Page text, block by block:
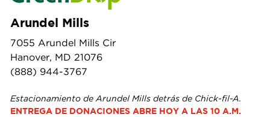
Arundel Mills
7055 Arundel Mills Cir
Hanover, MD 21076
(888) 944-3767
Estacionamiento de Arundel Mills detrás de Chick-fil-A.
ENTREGA DE DONACIONES ABRE HOY A LAS 10 A.M.